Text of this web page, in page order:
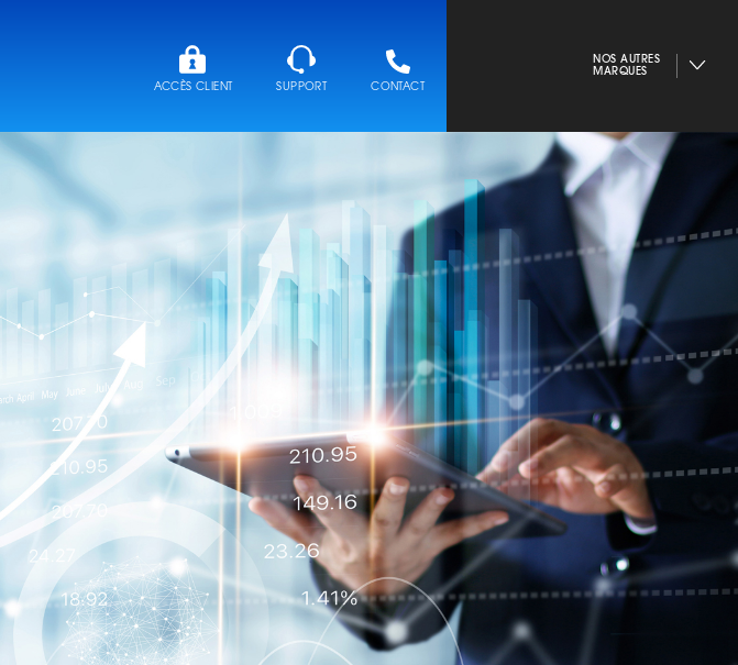
ACCÈS CLIENT SUPPORT CONTACT
NOS AUTRES
MARQUES